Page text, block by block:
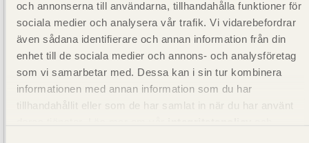
och annonserna till användarna, tillhandahålla funktioner för
sociala medier och analysera vår trafik. Vi vidarebefordrar
även sådana identifierare och annan information från din
enhet till de sociala medier och annons- och analysföretag
som vi samarbetar med. Dessa kan i sin tur kombinera
informationen med annan information som du har
tillhandahållit eller som de har samlat in när du har använt